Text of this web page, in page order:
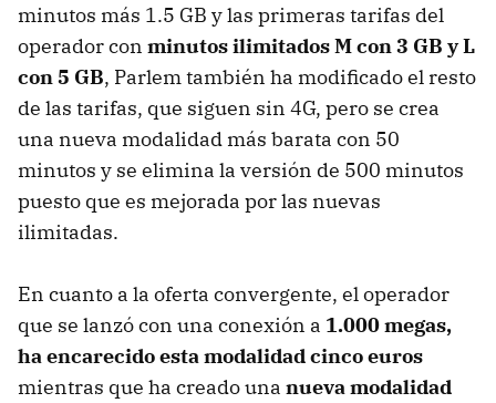
minutos más 1.5 GB y las primeras tarifas del
operador con minutos ilimitados M con 3 GB y L
con 5 GB, Parlem también ha modificado el resto
de las tarifas, que siguen sin 4G, pero se crea
una nueva modalidad más barata con 50
minutos y se elimina la versión de 500 minutos
puesto que es mejorada por las nuevas
ilimitadas.
En cuanto a la oferta convergente, el operador
que se lanzó con una conexión a 1.000 megas,
ha encarecido esta modalidad cinco euros
mientras que ha creado una nueva modalidad